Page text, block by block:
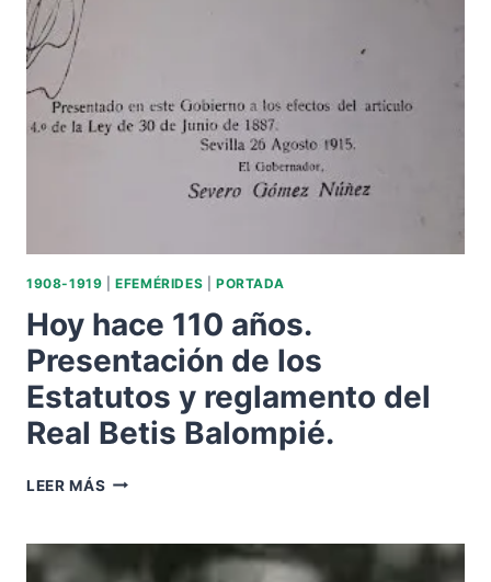
ESPAÑA
BALOMPIÉ.
1908-1919 |EFEMÉRIDES PORTADA
Hoy hace 110 años.
Presentación de los
Estatutos y reglamento del
Real Betis Balompié.
LEER MÁS HOY
AÑOS.
PRESENTACIÓN